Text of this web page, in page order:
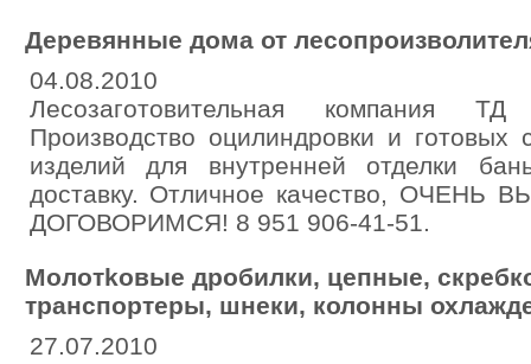
Деревянные дома от
04.08.2010
Лесозаготовительная компания
Производство оцилиндровки и готовых
изделий для внутренней отделки
доставку. Отличное качество, ОЧЕНЬ
ДОГОВОРИМСЯ! 8 951 906-41-51.
Moлoтkовые дробилки, цепные,
транспортеры, шнеки, колонны
27.07.2010